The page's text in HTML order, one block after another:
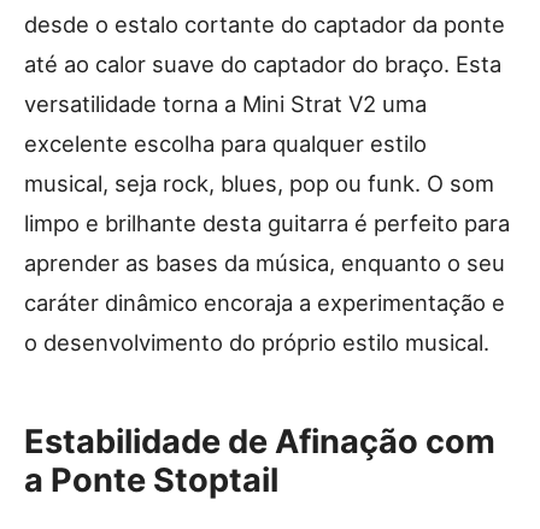
desde o estalo cortante do captador da ponte
até ao calor suave do captador do braço. Esta
versatilidade torna a Mini Strat V2 uma
excelente escolha para qualquer estilo
musical, seja rock, blues, pop ou funk. O som
limpo e brilhante desta guitarra é perfeito para
aprender as bases da música, enquanto o seu
caráter dinâmico encoraja a experimentação e
o desenvolvimento do próprio estilo musical.
Estabilidade de Afinação com
a Ponte Stoptail